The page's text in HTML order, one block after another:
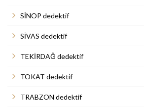
SİNOP dedektif
SİVAS dedektif
TEKİRDAĞ dedektif
TOKAT dedektif
TRABZON dedektif